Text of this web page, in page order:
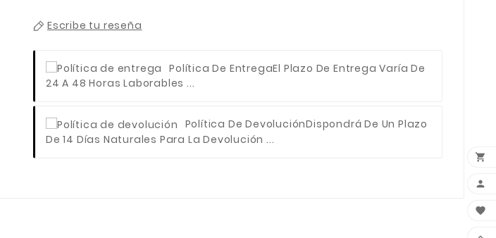
Escribe tu reseña
Política De EntregaEl Plazo De Entrega Varía De
24 A 48 Horas Laborables ...
Política De DevoluciónDispondrá De Un Plazo
De 14 Días Naturales Para La Devolución ...


